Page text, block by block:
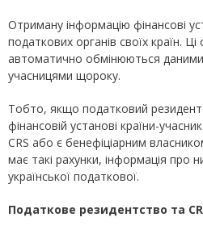
Отриману інформацію фінансові
податкових органів своїх країн.
автоматично обмінюються
учасницями щороку.
Тобто, якщо податковий резидент
фінансовій установі країни-
CRS або є бенефіціарним
має такі рахунки, інформація про
української податкової.
Податкове резидентство та